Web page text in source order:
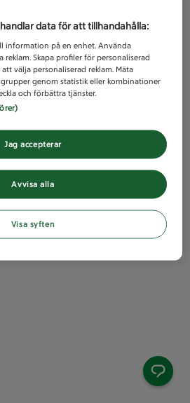
data för att tillhandahålla:
information på en enhet. Använda
reklam. Skapa profiler för personaliserad
välja personaliserad reklam. Mäta
genom statistik eller kombinationer
och förbättra tjänster.
Avvisa alla
Jag accepterar
Visa syften